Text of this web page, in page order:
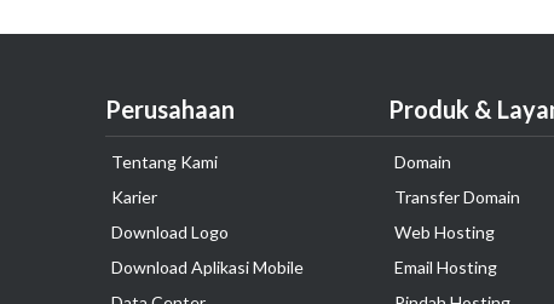
Perusahaan
Tentang Kami
Karier
Download Logo
Download Aplikasi Mobile
Produk &
Domain
Transfer Domain
Web Hosting
Email Hosting